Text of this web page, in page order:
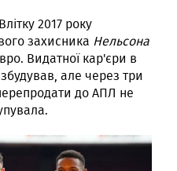
2017 року
захисника Нельсона
Видатної кар'єри в
але через три
до АПЛ не